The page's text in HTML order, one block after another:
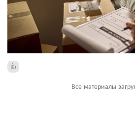
Все материалы